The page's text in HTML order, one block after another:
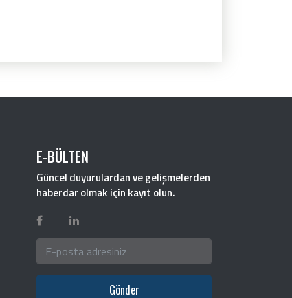
E-BÜLTEN
Güncel duyurulardan ve gelişmelerden
haberdar olmak için kayıt olun.
Gönder